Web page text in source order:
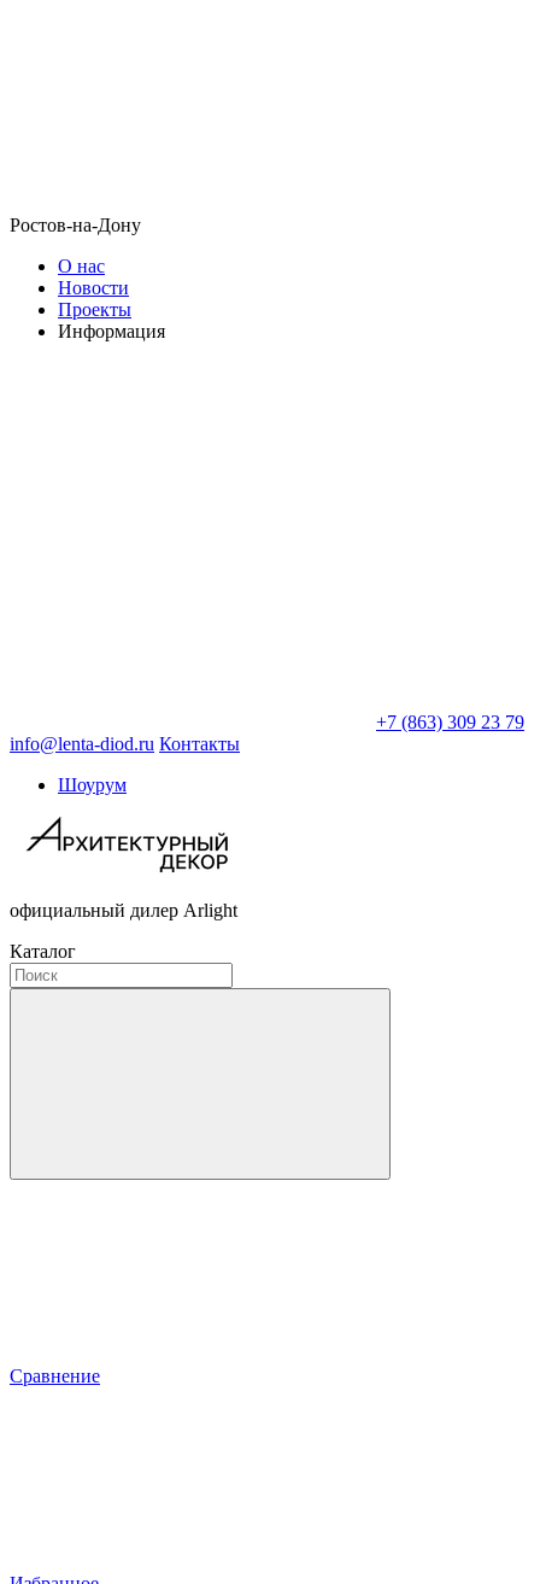
Ростов-на-Дону
О нас
Новости
Проекты
Информация
+7 (863) 309 23 79
info@lenta-diod.ru Контакты
Шоурум
официальный дилер Arlight
Каталог
Сравнение